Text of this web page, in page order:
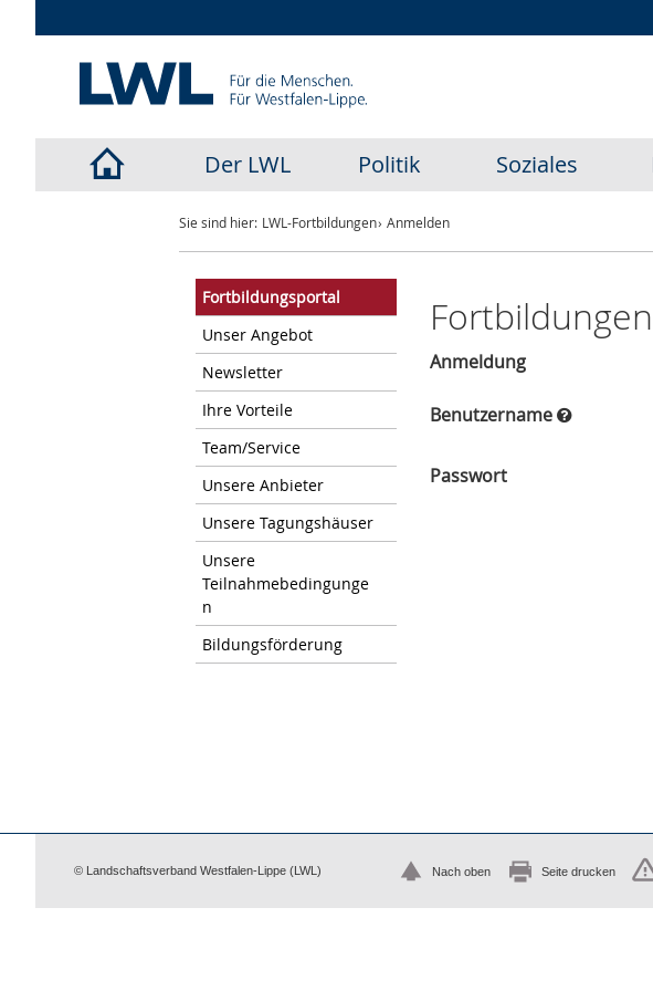
Der LWL Politik Soziales
Sie sind hier: LWL-Fortbildungen Anmelden
Fortbildungsportal
Unser Angebot
Newsletter
Ihre Vorteile
Team/Service
Unsere Anbieter
Unsere Tagungshäuser
Unsere
Teilnahmebedingunge
n
Bildungsförderung
Anmeldung
Benutzername
Passwort
© Landschaftsverband Westfalen-Lippe (LWL) Nach oben Seite drucken